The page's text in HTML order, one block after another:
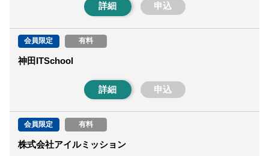
詳細 申込
会員限定 有料
神田ITSchool
詳細 申込
会員限定 有料
株式会社アイルミッション